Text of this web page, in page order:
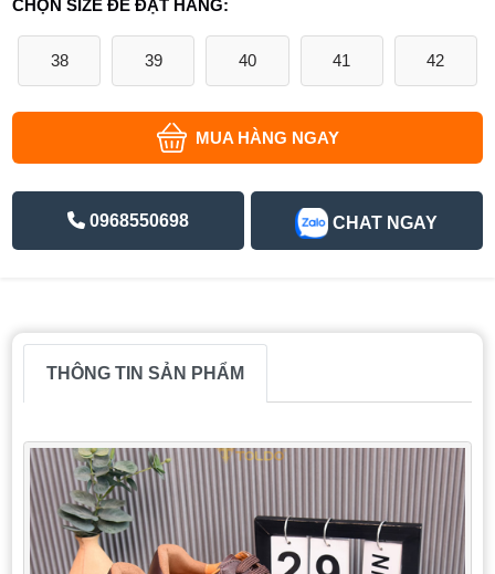
CHỌN SIZE ĐỂ ĐẶT HÀNG:
38 39 40 41 42
MUA HÀNG NGAY
0968550698 CHAT NGAY
THÔNG TIN SẢN PHẨM